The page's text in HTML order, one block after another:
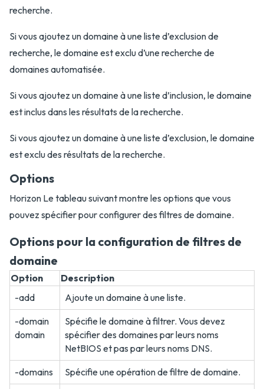
recherche.
Si vous ajoutez un domaine à une liste d’exclusion de
recherche, le domaine est exclu d’une recherche de
domaines automatisée.
Si vous ajoutez un domaine à une liste d’inclusion, le domaine
est inclus dans les résultats de la recherche.
Si vous ajoutez un domaine à une liste d’exclusion, le domaine
est exclu des résultats de la recherche.
Options
Horizon Le tableau suivant montre les options que vous
pouvez spécifier pour configurer des filtres de domaine.
Options pour la configuration de filtres de
domaine
Option
Description
-add
Ajoute un domaine à une liste.
-domain
domain
Spécifie le domaine à filtrer. Vous devez
spécifier des domaines par leurs noms
NetBIOS et pas par leurs noms DNS.
-domains
Spécifie une opération de filtre de domaine.